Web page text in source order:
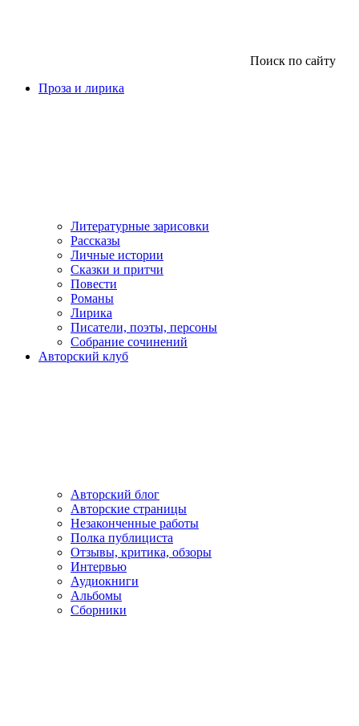
Поиск по сайту
Проза и лирика
Литературные зарисовки
Рассказы
Личные истории
Сказки и притчи
Повести
Романы
Лирика
Писатели, поэты, персоны
Собрание сочинений
Авторский клуб
Авторский блог
Авторские страницы
Незаконченные работы
Полка публициста
Отзывы, критика, обзоры
Интервью
Аудиокниги
Альбомы
Сборники